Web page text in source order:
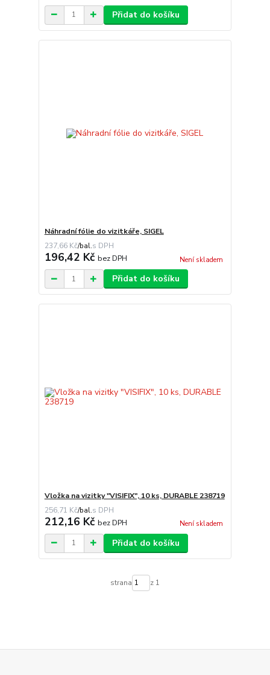
Přidat do košíku
Náhradní fólie do vizitkáře, SIGEL
237,66 Kč/bal.
196,42 Kč bez DPH Není skladem
Přidat do košíku
Vložka na vizitky "VISIFIX", 10 ks, DURABLE 238719
256,71 Kč/bal.
212,16 Kč bez DPH Není skladem
Přidat do košíku
strana z 1